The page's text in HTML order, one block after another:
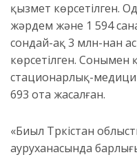
қызмет көрсетілген.
жәрдем және 1 594
сондай-ақ 3 млн-нан
көрсетілген. Сонымен
стационарлық-
693 ота жасалған.
«Биыл Түркістан
ауруханасында